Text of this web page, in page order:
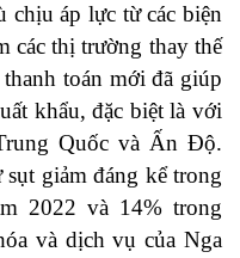
chịu áp lực từ các biện
các thị trường thay thế
toán mới đã giúp
khẩu, đặc biệt là với
Quốc và Ấn Độ.
giảm đáng kể trong
2022 và 14% trong
và dịch vụ của Nga